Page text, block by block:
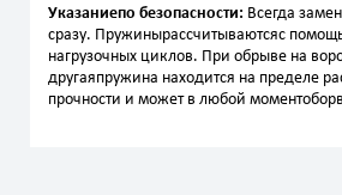
Указаниепо безопасности: Всегда
сразу. Пружинырассчитываютсяс
нагрузочных циклов. При обрыве на
другаяпружина находится на пределе
прочности и может в любой